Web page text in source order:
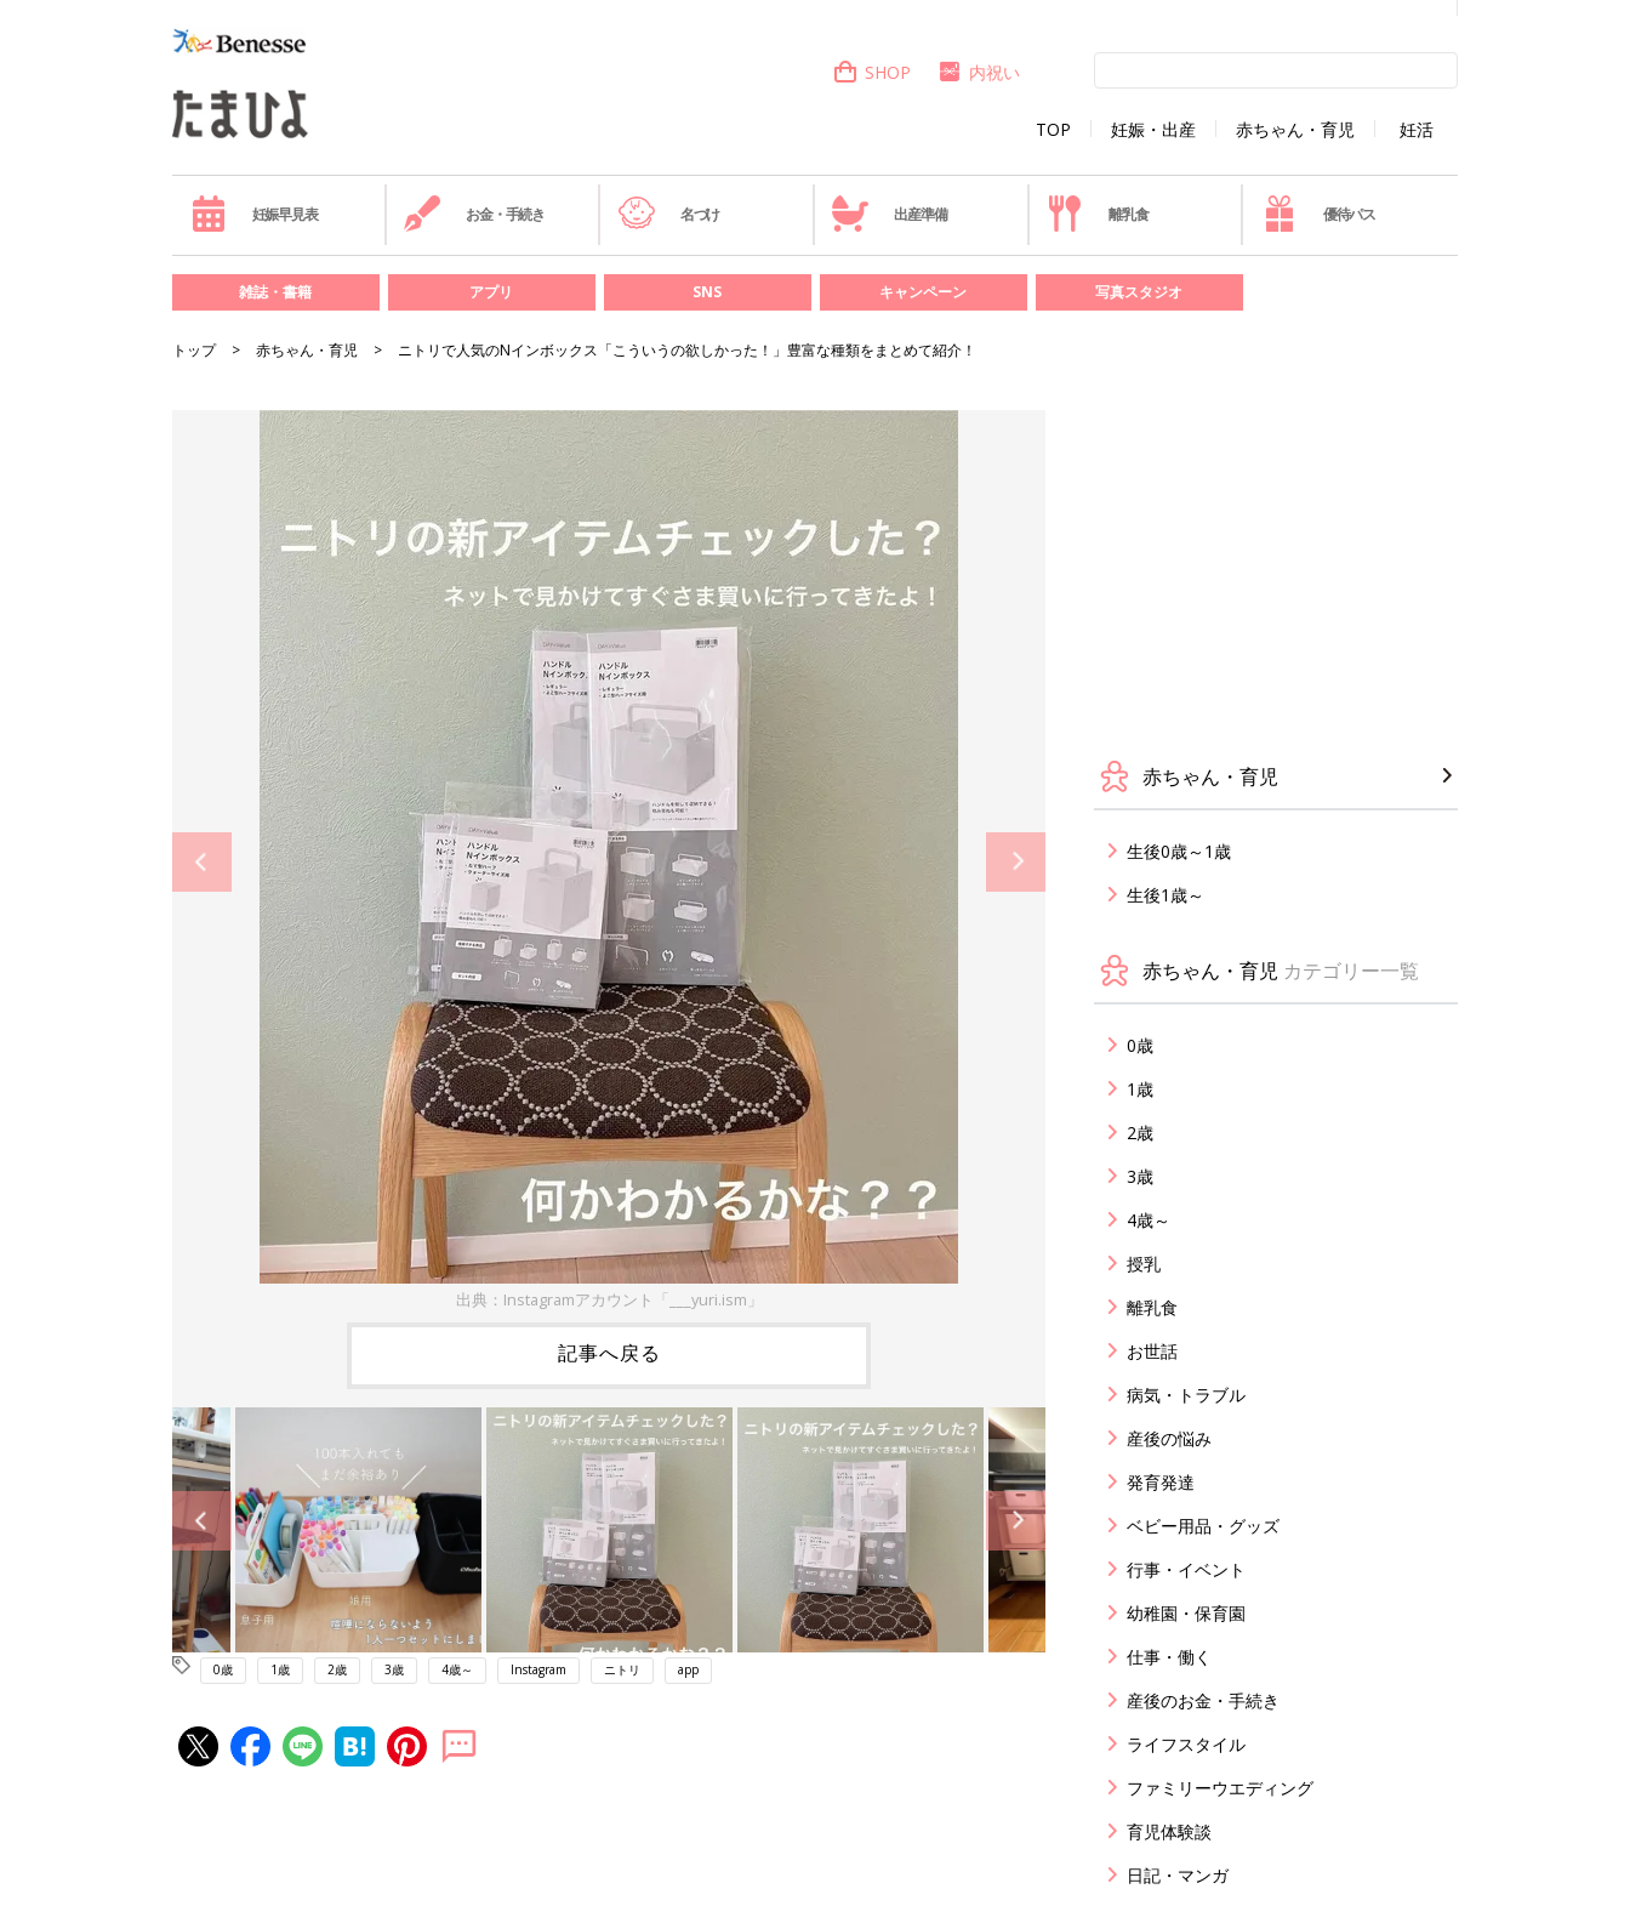
TOP 妊娠・出産 赤ちゃん・育児 妊活
SHOP 内祝い
妊娠早見表 お金・手続き 名づけ 出産準備 離乳食 優待パス
雑誌・書籍 アプリ SNS キャンペーン 写真スタジオ
トップ 赤ちゃん・育児 ニトリで人気のNインボックス「こういうの欲しかった！」豊富な種類をまとめて紹介！
出典：Instagramアカウント「___yuri.ism」
記事へ戻る
0歳 1歳 2歳 3歳 4歳～ Instagram ニトリ app
赤ちゃん・育児
生後0歳～1歳
生後1歳～
赤ちゃん・育児 カテゴリー一覧
0歳
1歳
2歳
3歳
4歳～
授乳
離乳食
お世話
病気・トラブル
産後の悩み
発育発達
ベビー用品・グッズ
行事・イベント
幼稚園・保育園
仕事・働く
産後のお金・手続き
ライフスタイル
ファミリーウエディング
育児体験談
日記・マンガ